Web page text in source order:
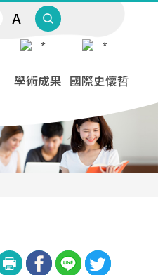
A
學術成果 國際史懷哲